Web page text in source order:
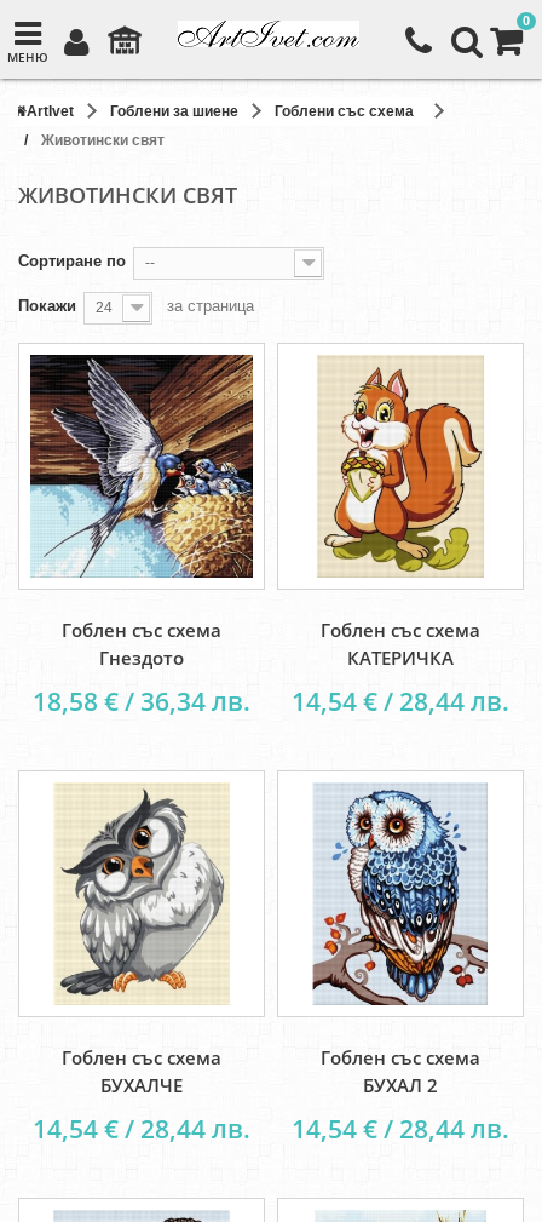
МЕНЮ
0
ArtIvet Гоблени за шиене
Гоблени със схема
Животински свят
ЖИВОТИНСКИ СВЯТ
Сортиране по --
Покажи 24 за страница
Гоблен със схема
Гнездото
18,58 € / 36,34 лв.
Гоблен със схема
КАТЕРИЧКА
14,54 € / 28,44 лв.
Гоблен със схема
БУХАЛЧЕ
14,54 € / 28,44 лв.
Гоблен със схема
БУХАЛ 2
14,54 € / 28,44 лв.